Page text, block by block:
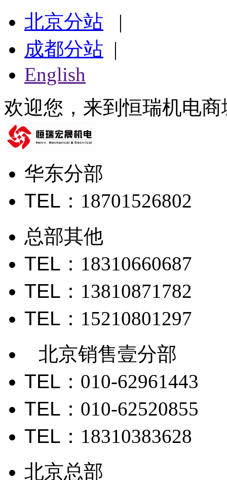
北京分站 |
成都分站 |
English
欢迎您，来到恒瑞机电商
华东分部
TEL ：18701526802
总部其他
TEL ：18310660687
TEL ：13810871782
TEL ：15210801297
北京销售壹分部
TEL ：010-62961443
TEL ：010-62520855
TEL ：18310383628
北京总部